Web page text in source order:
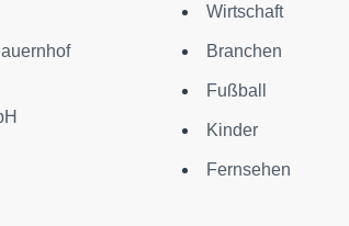
Wirtschaft
Branchen
Fußball
Kinder
Fernsehen